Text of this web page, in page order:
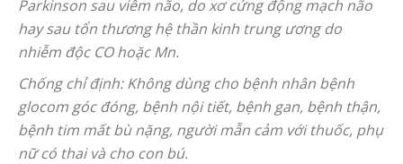
Parkinson sau viêm não, do xơ cứng động mạch não
hay sau tổn thương hệ thần kinh trung ương do
nhiễm độc CO hoặc Mn.
Chống chỉ định: Không dùng cho bệnh nhân bệnh
glocom góc đóng, bệnh nội tiết, bệnh gan, bệnh thận,
bệnh tim mất bù nặng, người mẫn cảm với thuốc, phụ
nữ có thai và cho con bú.